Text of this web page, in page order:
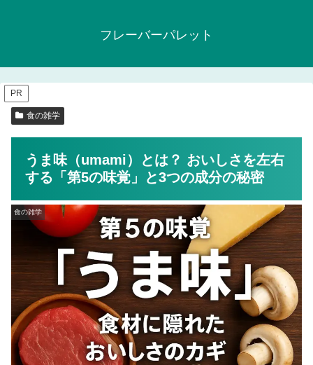
フレーバーパレット
PR
食の雑学
うま味（umami）とは？ おいしさを左右
する「第5の味覚」と3つの成分の秘密
食の雑学